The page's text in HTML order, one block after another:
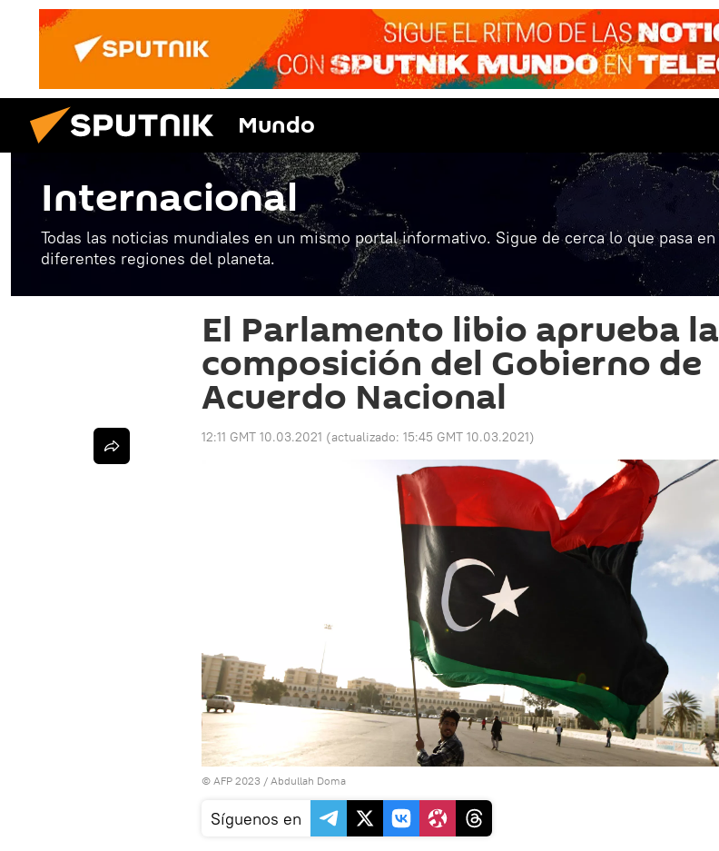
Mundo
Internacional
Todas las noticias mundiales en un mismo portal informativo. Sigue de cerca lo que pasa en
diferentes regiones del planeta.
El Parlamento libio aprueba la
composición del Gobierno de
Acuerdo Nacional
12:11 GMT 10.03.2021 (actualizado: 15:45 GMT 10.03.2021)
© AFP 2023 / Abdullah Doma
Síguenos en